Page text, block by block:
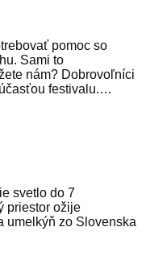
pomoc so
Sami to
nám? Dobrovoľníci
festivalu.…
svetlo do 7
priestor ožije
umelkýň zo Slovenska